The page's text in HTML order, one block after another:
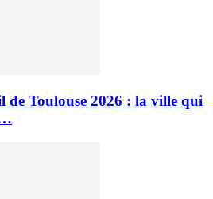
de Toulouse 2026 : la ville qui